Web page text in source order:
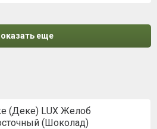
еще
(Деке) LUX Желоб
(Шоколад)